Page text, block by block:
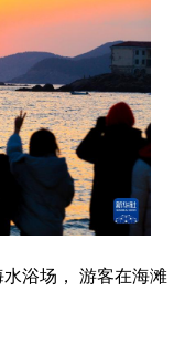
体育
军事
政务
数字经济
浴场， 游客在海滩